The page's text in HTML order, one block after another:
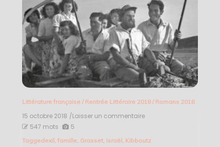
Littérature française/ Rentrée Littéraire 2018/ Romans 2018
15 octobre 2018 /Laisser un commentaireon
–
547 mots 5
Taggedexil, famille, Grasset, Israël, Kibboutz